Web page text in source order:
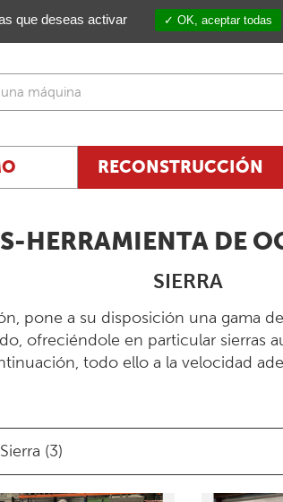
RECONSTRUCCIÓN
HERRAMIENTA DE
SIERRA
pone a su disposición una gama
ofreciéndole en particular sierras
todo ello a la velocidad
que deseas activar OK, aceptar todas